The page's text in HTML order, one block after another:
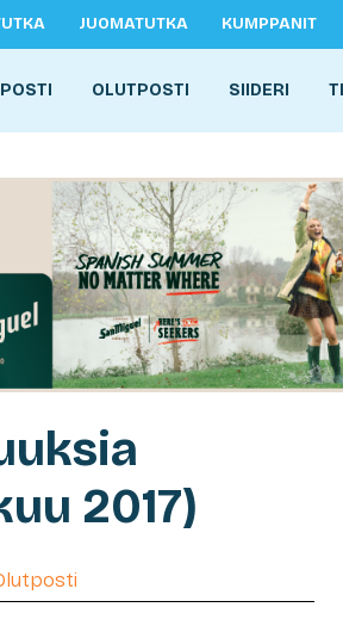
JUOMATUTKA KUMPPANIT
OLUTPOSTI SIIDERI
2017)